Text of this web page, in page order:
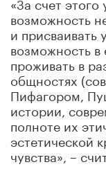
возможность
и
возможность
проживать в
общностях
Пифагором,
истории,
полноте их
эстетической
чувства», –